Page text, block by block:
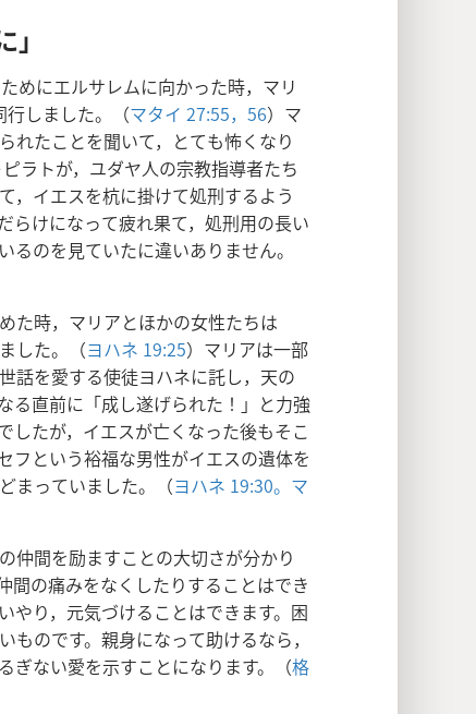
めにエルサレムに向かった時，マリ
行しました。（マタイ 27:55，56）マ
れたことを聞いて，とても怖くなり
ラトが，ユダヤ人の宗教指導者たち
，イエスを杭に掛けて処刑するよう
らけになって疲れ果て，処刑用の長い
のを見ていたに違いありません。
た時，マリアとほかの女性たちは
した。（ヨハネ 19:25）マリアは一部
話を愛する使徒ヨハネに託し，天の
る直前に「成し遂げられた！」と力強
したが，イエスが亡くなった後もそこ
フという裕福な男性がイエスの遺体を
まっていました。（ヨハネ 19:30。 マ
仲間を励ますことの大切さが分かり
間の痛みをなくしたりすることはでき
やり，元気づけることはできます。困
のです。親身になって助けるなら，
ぎない愛を示すことになります。（格